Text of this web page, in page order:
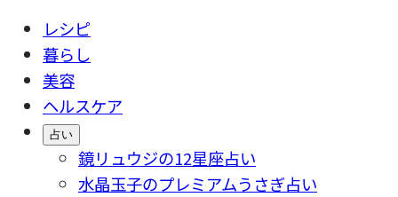
レシピ
暮らし
美容
ヘルスケア
占い
鏡リュウジの12星座占い
水晶玉子のプレミアムうさぎ占い